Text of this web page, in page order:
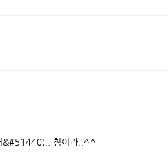
&#51440;.. 첨이라..^^